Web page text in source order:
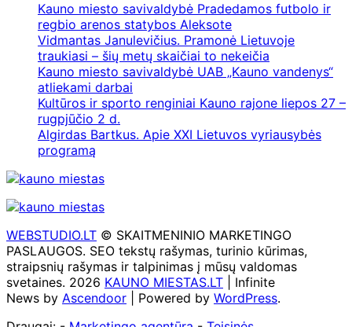
Kauno miesto savivaldybė Pradedamos futbolo ir
regbio arenos statybos Aleksote
Vidmantas Janulevičius. Pramonė Lietuvoje
traukiasi – šių metų skaičiai to nekeičia
Kauno miesto savivaldybė UAB „Kauno vandenys“
atliekami darbai
Kultūros ir sporto renginiai Kauno rajone liepos 27 –
rugpjūčio 2 d.
Algirdas Bartkus. Apie XXI Lietuvos vyriausybės
programą
WEBSTUDIO.LT © SKAITMENINIO MARKETINGO
PASLAUGOS. SEO tekstų rašymas, turinio kūrimas,
straipsnių rašymas ir talpinimas į mūsų valdomas
svetaines. 2026 KAUNO MIESTAS.LT | Infinite
News by Ascendoor | Powered by WordPress.